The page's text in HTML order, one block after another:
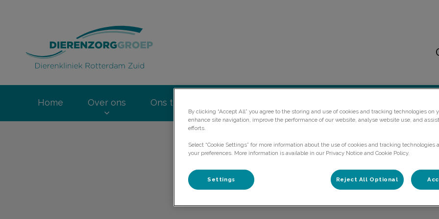
Home Over ons Ons team
Nicole
By clicking “Accept All” you agree to the storing and use of cookies and tracking technologies on
enhance site navigation, improve the performance of our website, analyse website use, and
efforts.
Select “Cookie Settings” for more information about the use of cookies and tracking technologies
your preferences. More information is available in our Privacy Notice and Cookie Policy.
Settings Reject All Optional